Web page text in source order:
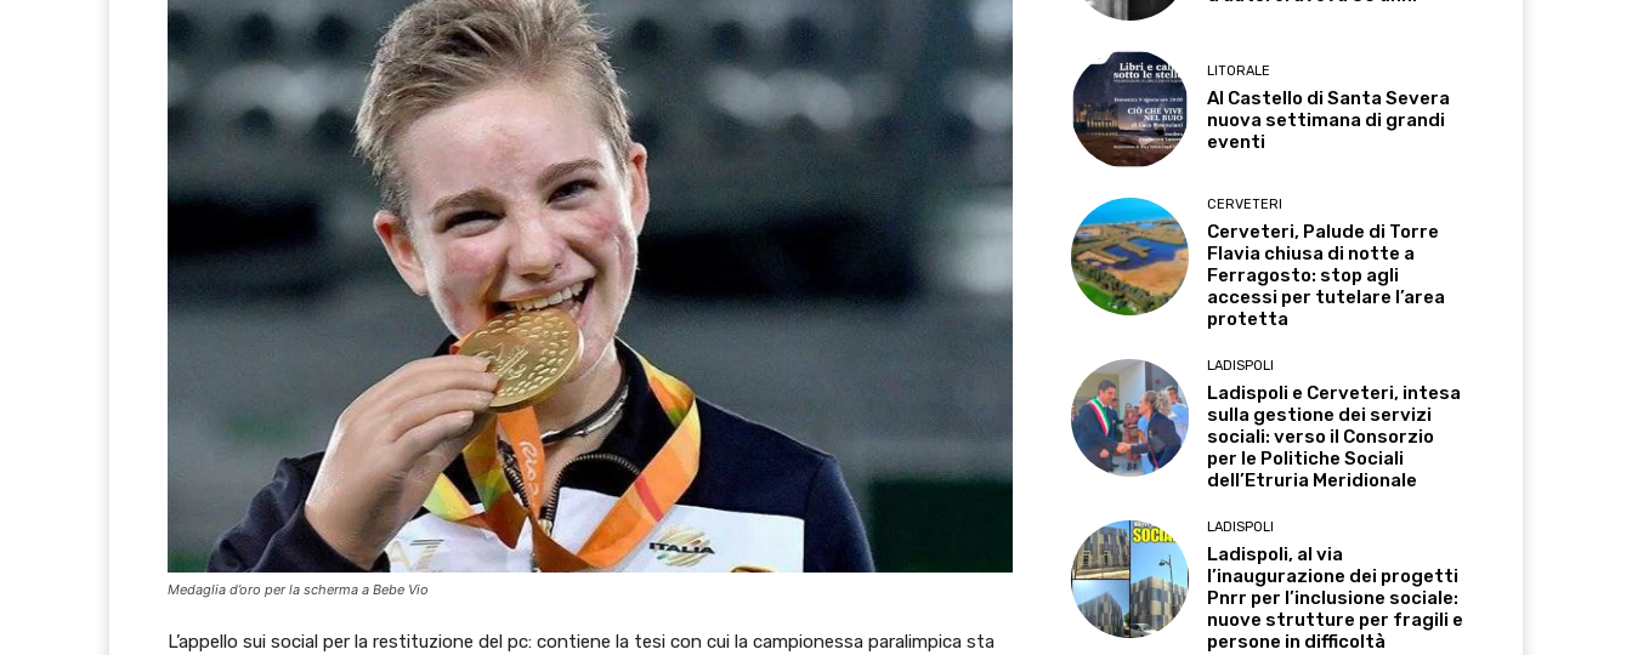
Medaglia d’oro per la scherma a Bebe Vio
L’appello sui social per la restituzione del pc: contiene la tesi con cui la campionessa paralimpica sta
LITORALE
Al Castello di Santa Severa
nuova settimana di grandi
eventi
CERVETERI
Cerveteri, Palude di Torre
Flavia chiusa di notte a
Ferragosto: stop agli
accessi per tutelare l’area
protetta
LADISPOLI
Ladispoli e Cerveteri, intesa
sulla gestione dei servizi
sociali: verso il Consorzio
per le Politiche Sociali
dell’Etruria Meridionale
LADISPOLI
Ladispoli, al via
l’inaugurazione dei progetti
Pnrr per l’inclusione sociale:
nuove strutture per fragili e
persone in difficoltà